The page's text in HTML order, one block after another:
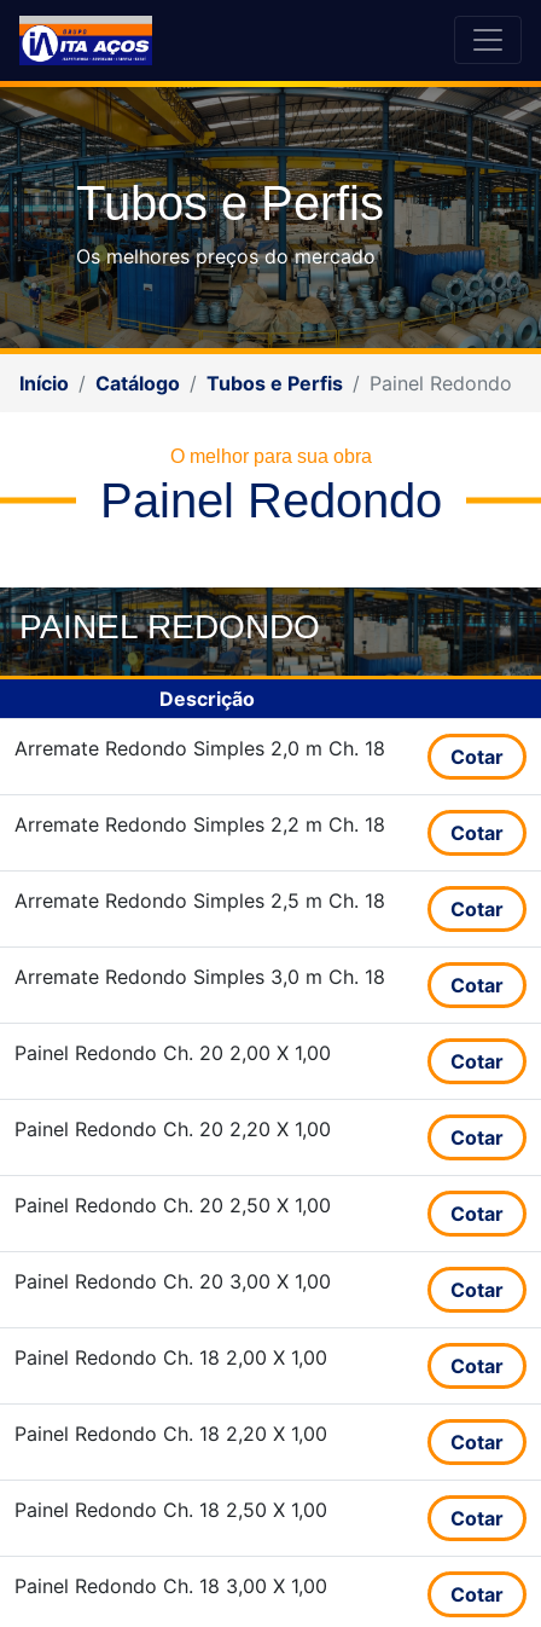
Tubos e Perfis
Os melhores preços do mercado
Início Catálogo Tubos e Perfis Painel Redondo
O melhor para sua obra
Painel Redondo
PAINEL REDONDO
Descrição
Arremate Redondo Simples 2,0 m Ch. 18 Cotar
Arremate Redondo Simples 2,2 m Ch. 18 Cotar
Arremate Redondo Simples 2,5 m Ch. 18 Cotar
Arremate Redondo Simples 3,0 m Ch. 18 Cotar
Painel Redondo Ch. 20 2,00 X 1,00 Cotar
Painel Redondo Ch. 20 2,20 X 1,00 Cotar
Painel Redondo Ch. 20 2,50 X 1,00 Cotar
Painel Redondo Ch. 20 3,00 X 1,00 Cotar
Painel Redondo Ch. 18 2,00 X 1,00 Cotar
Painel Redondo Ch. 18 2,20 X 1,00 Cotar
Painel Redondo Ch. 18 2,50 X 1,00 Cotar
Painel Redondo Ch. 18 3,00 X 1,00 Cotar